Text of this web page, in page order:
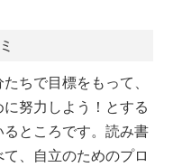
ちで目標をもって、
努力しよう！とする
ところです。読み書
、自立のためのプロ